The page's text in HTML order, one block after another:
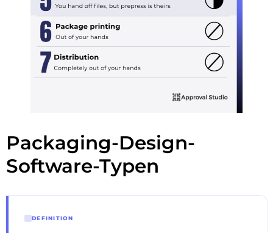
Packaging-Design-
Software-Typen
DEFINITION